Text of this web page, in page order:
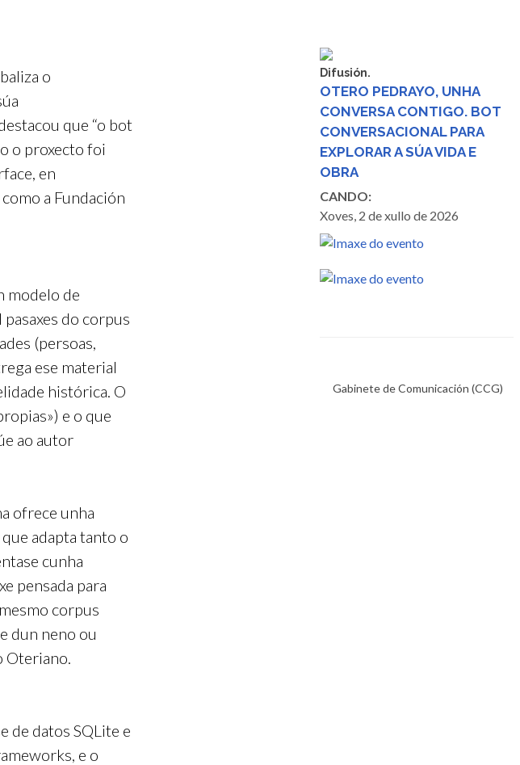
o
que “o bot
o proxecto foi
en
a Fundación
modelo de
do corpus
(persoas,
ese material
histórica. O
e o que
ao autor
ofrece unha
adapta tanto o
cunha
pensada para
corpus
dun neno ou
Oteriano.
de datos SQLite e
e o
Difusión.
OTERO PEDRAYO, UNHA
CONVERSA CONTIGO. BOT
CONVERSACIONAL PARA
EXPLORAR A SÚA VIDA E
OBRA
CANDO:
Xoves, 2 de xullo de 2026
Gabinete de Comunicación (CCG)